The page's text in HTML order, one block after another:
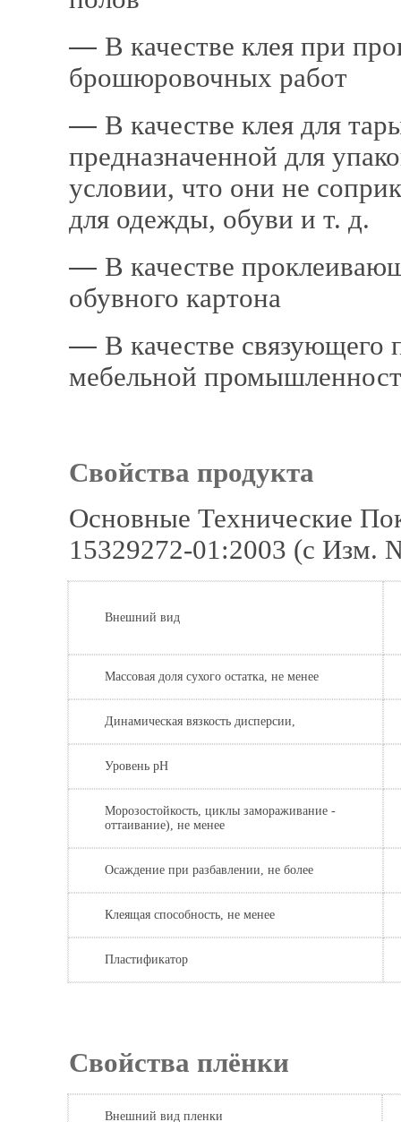
― В качестве клея при
брошюровочных работ
― В качестве клея для
предназначен­ной для
условии, что они не
для одежды, обуви и т. д.
― В качестве
обувного картона
― В качестве связующего
мебельной
Свойства продукта
Основные Технические
15329272-01:2003 (с
Внешний вид
Массовая доля сухого остатка, не менее
Динамическая вязкость дисперсии,
Уровень pH
Морозостойкость, циклы замораживание -
оттаивание), не менее
Осаждение при разбавлении, не более
Клеящая способность, не менее
Пластификатор
Свойства
Внешний вид пленки